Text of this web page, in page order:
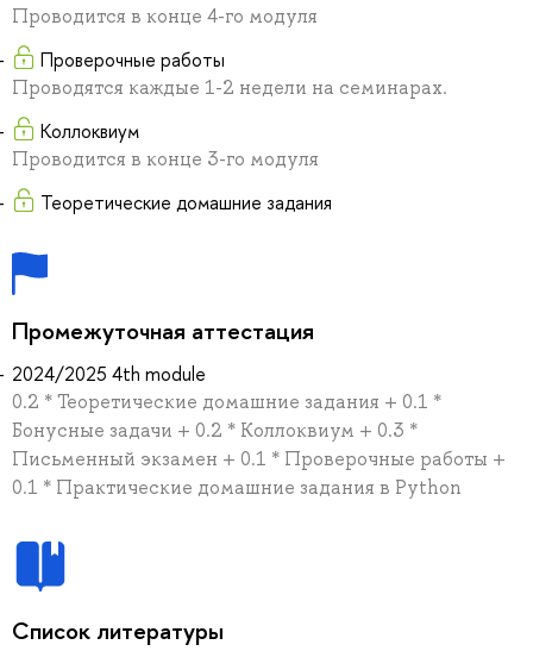
Проводится в конце 4-го модуля
Проверочные работы
Проводятся каждые 1-2 недели на семинарах.
Коллоквиум
Проводится в конце 3-го модуля
Теоретические домашние задания
Промежуточная аттестация
2024/2025 4th module
0.2 * Теоретические домашние задания + 0.1 *
Бонусные задачи + 0.2 * Коллоквиум + 0.3 *
Письменный экзамен + 0.1 * Проверочные работы +
0.1 * Практические домашние задания в Python
Список литературы